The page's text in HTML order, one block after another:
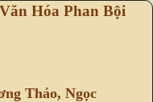
Hóa Phan Bội
Thảo, Ngọc